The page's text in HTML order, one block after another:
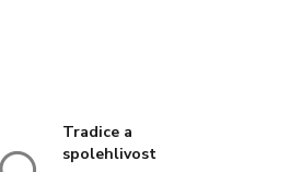
Tradice a
spolehlivost